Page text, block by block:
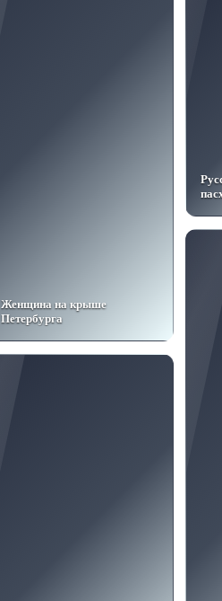
Женщина на крыше
Петербурга